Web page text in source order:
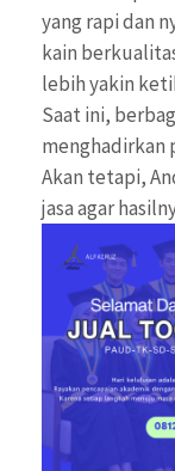
yang rapi dan
kain
lebih yakin
Saat ini,
menghadirkan
Akan tetapi,
jasa agar